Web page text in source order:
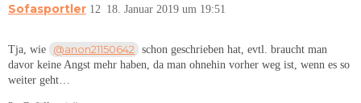
Sofasportler 18. Januar 2019 um 19:51
12
Tja, wie @anon21150642
schon geschrieben hat, evtl. braucht man
davor keine Angst mehr haben, da man ohnehin vorher weg ist, wenn es so
weiter geht…